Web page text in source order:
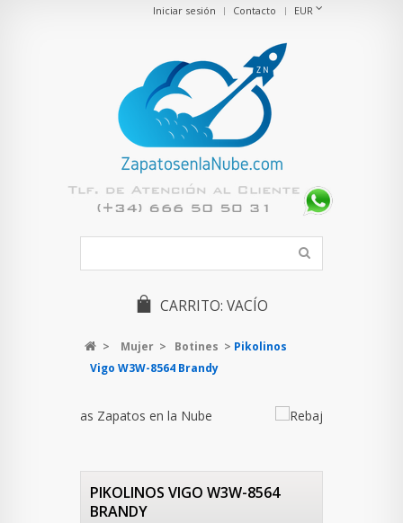
EUR
Contacto
Iniciar sesión
CARRITO: VACÍO
> Mujer > Botines > Pikolinos
Vigo W3W-8564 Brandy
PIKOLINOS VIGO W3W-8564
BRANDY